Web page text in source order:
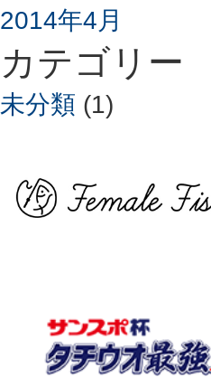
2014年4月
カテゴリー
未分類 (1)